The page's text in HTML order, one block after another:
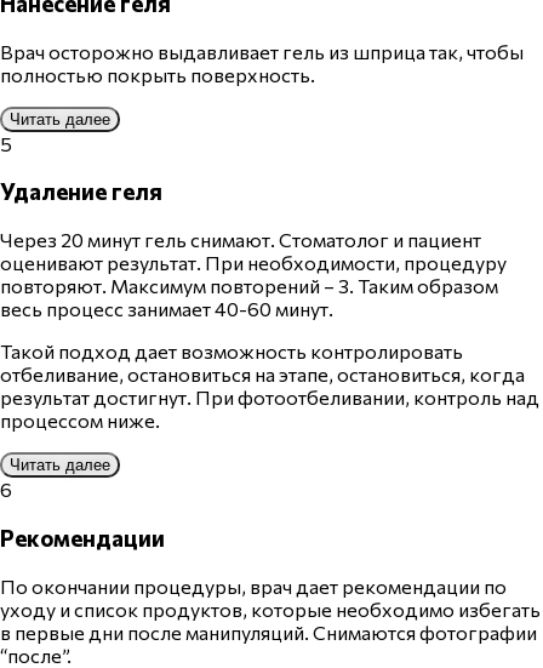
Врач осторожно выдавливает гель из шприца так, чтобы
полностью покрыть поверхность.
Читать далее
5
Удаление геля
Через 20 минут гель снимают. Стоматолог и пациент
оценивают результат. При необходимости, процедуру
повторяют. Максимум повторений – 3. Таким образом
весь процесс занимает 40-60 минут.
Такой подход дает возможность контролировать
отбеливание, остановиться на этапе, остановиться, когда
результат достигнут. При фотоотбеливании, контроль над
процессом ниже.
Читать далее
6
Рекомендации
По окончании процедуры, врач дает рекомендации по
уходу и список продуктов, которые необходимо избегать
в первые дни после манипуляций. Снимаются фотографии
“после”.